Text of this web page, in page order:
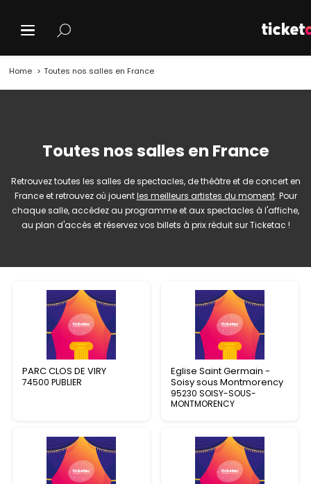
Home Toutes nos salles en France
Toutes nos salles en France
Retrouvez toutes les salles de spectacles, de théâtre et de concert en
France et retrouvez où jouentles meilleurs artistes du moment. Pour
chaque salle, accédez au programme et aux spectacles à l'affiche,
au plan d'accès et réservez vos billets à prix réduit sur Ticketac !
PARC CLOS DE VIRY
74500 PUBLIER
Eglise Saint Germain -
Soisy sous Montmorency
95230 SOISY-SOUS-
MONTMORENCY